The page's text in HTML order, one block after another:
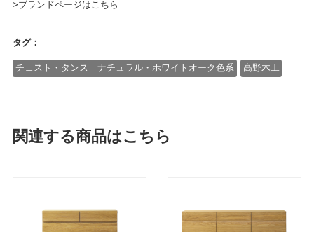
>ブランドページはこちら
タグ：
チェスト・タンス ナチュラル・ホワイトオーク色系 高野木工
関連する商品はこちら